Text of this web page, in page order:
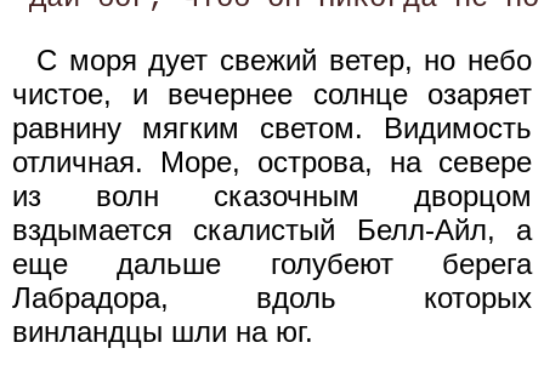
С моря дует свежий ветер, но небо
чистое, и вечернее солнце озаряет
равнину мягким светом. Видимость
отличная. Море, острова, на севере
из волн сказочным дворцом
вздымается скалистый Белл-Айл, а
еще дальше голубеют берега
Лабрадора, вдоль которых
винландцы шли на юг.